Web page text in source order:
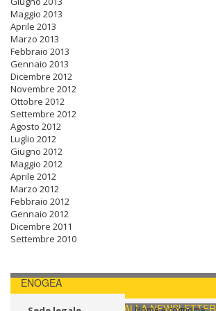
Maggio 2013
Aprile 2013
Marzo 2013
Febbraio 2013
Gennaio 2013
Dicembre 2012
Novembre 2012
Ottobre 2012
Settembre 2012
Agosto 2012
Luglio 2012
Giugno 2012
Maggio 2012
Aprile 2012
Marzo 2012
Febbraio 2012
Gennaio 2012
Dicembre 2011
Settembre 2010
ENOGEA
CONTATTI / ISCRIVITI ALLA NEWSLETTER